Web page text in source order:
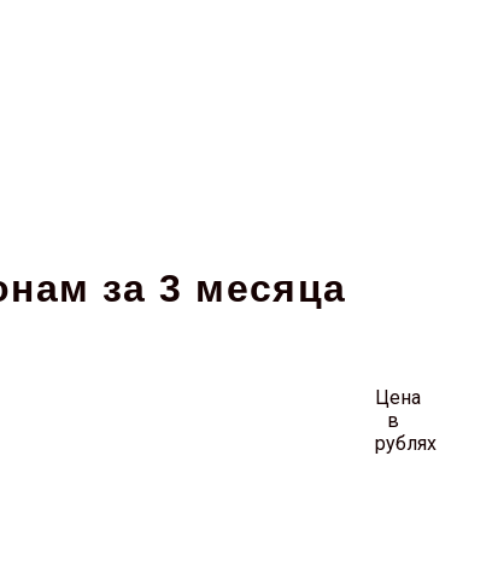
за 3 месяца
Цена
в
рублях